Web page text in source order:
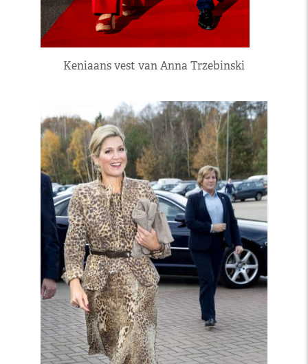
Keniaans vest van Anna Trzebinski